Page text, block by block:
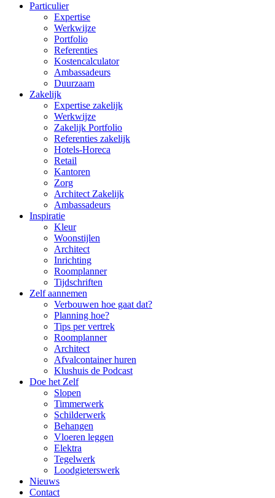
Particulier
Expertise
Werkwijze
Portfolio
Referenties
Kostencalculator
Ambassadeurs
Duurzaam
Zakelijk
Expertise zakelijk
Werkwijze
Zakelijk Portfolio
Referenties zakelijk
Hotels-Horeca
Retail
Kantoren
Zorg
Architect Zakelijk
Ambassadeurs
Inspiratie
Kleur
Woonstijlen
Architect
Inrichting
Roomplanner
Tijdschriften
Zelf aannemen
Verbouwen hoe gaat dat?
Planning hoe?
Tips per vertrek
Roomplanner
Architect
Afvalcontainer huren
Klushuis de Podcast
Doe het Zelf
Slopen
Timmerwerk
Schilderwerk
Behangen
Vloeren leggen
Elektra
Tegelwerk
Loodgieterswerk
Nieuws
Contact